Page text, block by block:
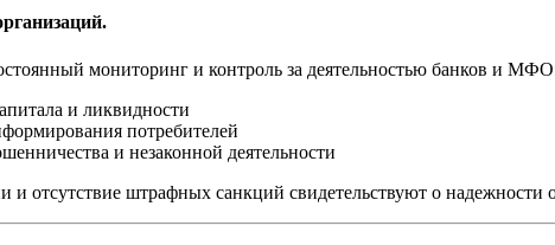
мониторинг и контроль за деятельностью банков и
и ликвидности
потребителей
и незаконной деятельности
и отсутствие штрафных санкций свидетельствуют о надежности